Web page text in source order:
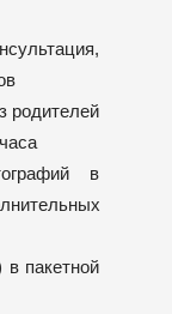
родителей
в
пакетной